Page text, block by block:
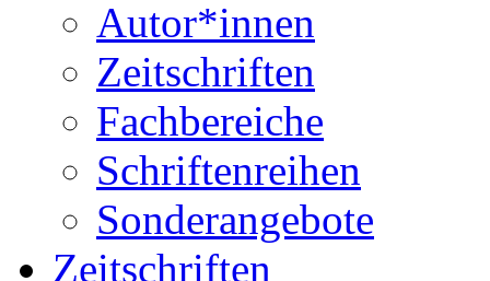
Autor*innen
Zeitschriften
Fachbereiche
Schriftenreihen
Sonderangebote
Zeitschriften